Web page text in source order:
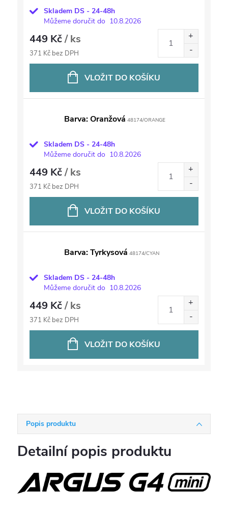
Skladem DS - 24-48h
Můžeme doručit do 10.8.2026
449 Kč/ ks
371 Kč bez DPH
VLOŽIT DO KOŠÍKU
Barva: Oranžová 48174/ORANGE
Skladem DS - 24-48h
Můžeme doručit do 10.8.2026
449 Kč/ ks
371 Kč bez DPH
VLOŽIT DO KOŠÍKU
Barva: Tyrkysová 48174/CYAN
Skladem DS - 24-48h
Můžeme doručit do 10.8.2026
449 Kč/ ks
371 Kč bez DPH
VLOŽIT DO KOŠÍKU
Popis produktu
Detailní popis produktu